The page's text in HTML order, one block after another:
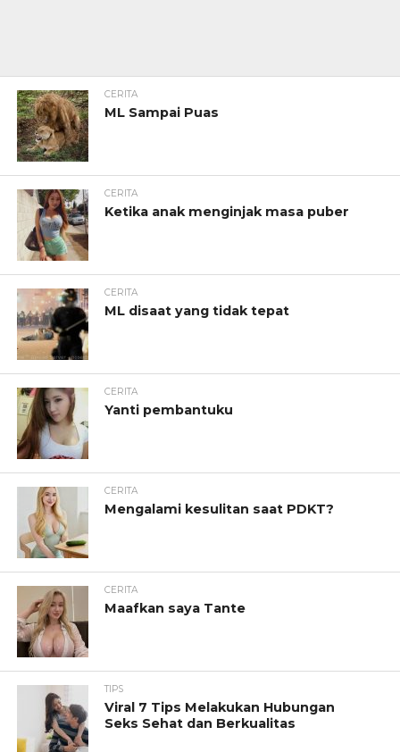
CERITA
ML Sampai Puas
CERITA
Ketika anak menginjak masa puber
CERITA
ML disaat yang tidak tepat
CERITA
Yanti pembantuku
CERITA
Mengalami kesulitan saat PDKT?
CERITA
Maafkan saya Tante
TIPS
Viral 7 Tips Melakukan Hubungan
Seks Sehat dan Berkualitas